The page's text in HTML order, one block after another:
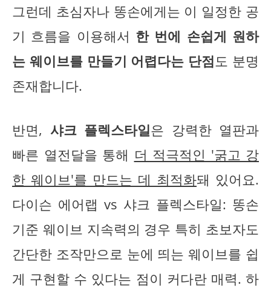
그런데 초심자나 똥손에게는 이 일정한 공
기 흐름을 이용해서 한 번에 손쉽게 원하
는 웨이브를 만들기 어렵다는 단점 도 분명
존재합니다.
반면, 샤크 플렉스타일은 강력한 열판과
빠른 열전달을 통해 더 적극적인 '굵고 강
한 웨이브'를 만드는 데 최적화돼 있어요.
다이슨 에어랩 vs 샤크 플렉스타일: 똥손
기준 웨이브 지속력의 경우 특히 초보자도
간단한 조작만으로 눈에 띄는 웨이브를 쉽
게 구현할 수 있다는 점이 커다란 매력. 하